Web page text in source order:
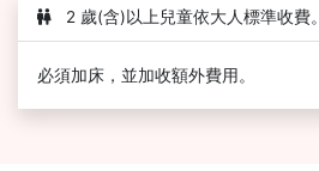
2 歲(含)以上兒童依大人標準收費。
必須加床，並加收額外費用。